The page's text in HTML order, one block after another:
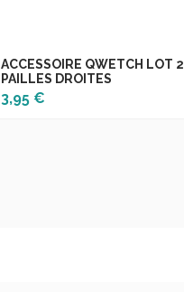
ACCESSOIRE QWETCH LOT 2
PAILLES DROITES
3,95 €